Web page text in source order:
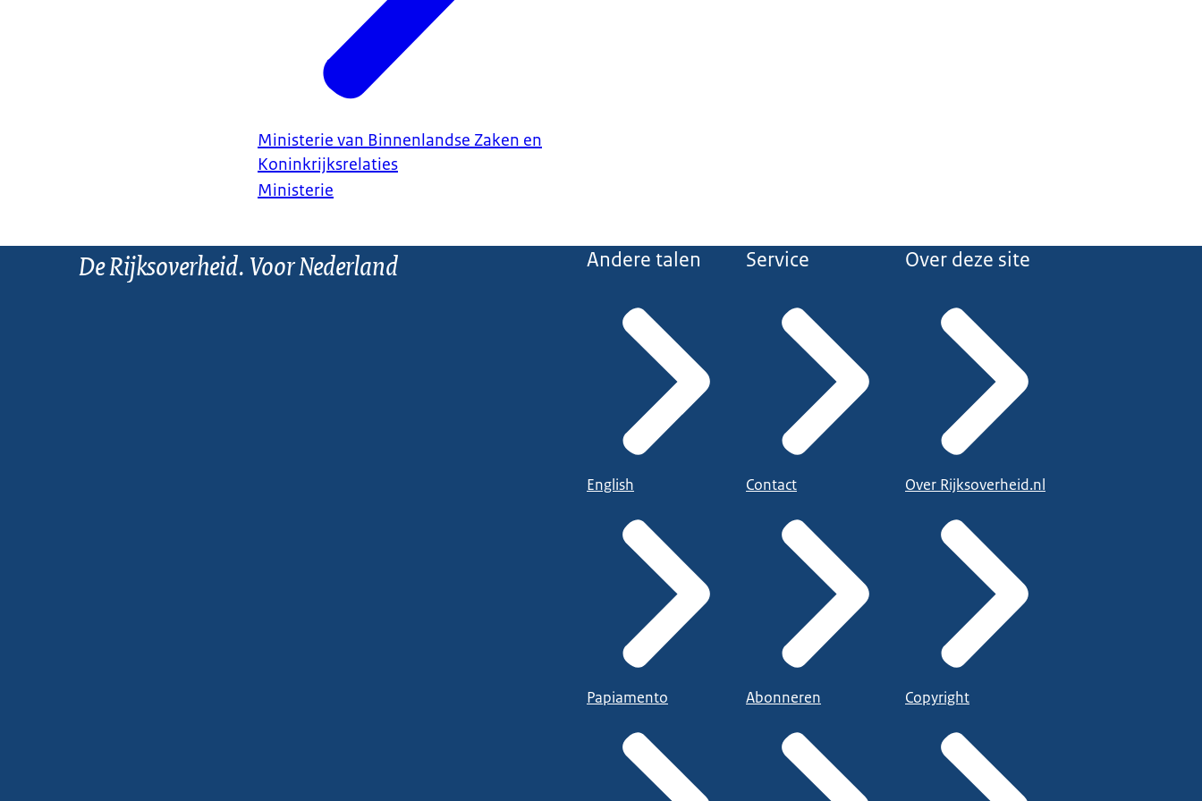
Ministerie van Binnenlandse Zaken en
Koninkrijksrelaties
Ministerie
De Rijksoverheid. Voor Nederland Andere talen
English
Papiamento
Service
Contact
Abonneren
Over deze site
Over Rijksoverheid.nl
Copyright